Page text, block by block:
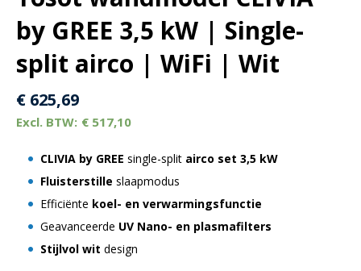
by GREE 3,5 kW | Single-
split airco | WiFi | Wit
€ 625,69
€ 517,10
CLIVIA by GREE single-split airco set 3,5 kW
Fluisterstille slaapmodus
Efficiënte koel- en verwarmingsfunctie
Geavanceerde UV Nano- en plasmafilters
Stijlvol wit design